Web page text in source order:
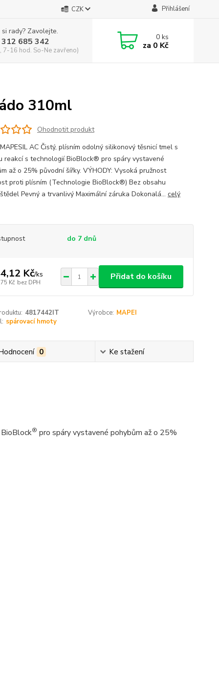
CZK Přihlášení
rady? Zavolejte.
685 342
7-16 hod. So-Ne zavřeno)
0ks
za 0 Kč
310ml
Ohodnotit produkt
AC Čistý, plísním odolný silikonový těsnicí tmel s
reakcí s technologií BioBlock® pro spáry vystavené
až o 25% původní šířky. VÝHODY: Vysoká pružnost
proti plísním (Technologie BioBlock®) Bez obsahu
Pevný a trvanlivý Maximální záruka Dokonalá... celý
do 7 dnů
Kč/ks
Kč bez DPH
Přidat do košíku
4817442IT Výrobce: MAPEI
spárovací hmoty
0 Ke stažení
® pro spáry vystavené pohybům až o 25%